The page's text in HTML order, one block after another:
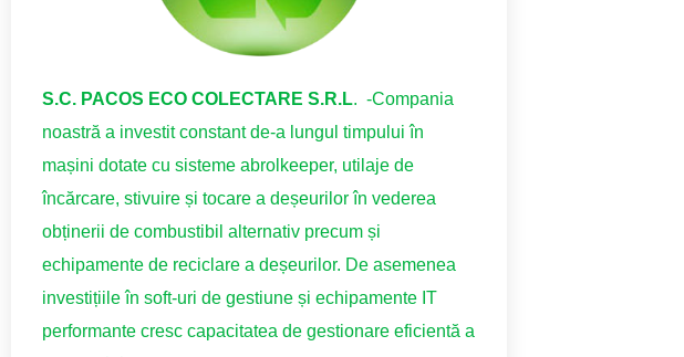
S.C. PACOS ECO COLECTARE S.R.L. -Compania
noastră a investit constant de-a lungul timpului în
mașini dotate cu sisteme abrolkeeper, utilaje de
încărcare, stivuire și tocare a deșeurilor în vederea
obținerii de combustibil alternativ precum și
echipamente de reciclare a deșeurilor. De asemenea
investițiile în soft-uri de gestiune și echipamente IT
performante cresc capacitatea de gestionare eficientă a